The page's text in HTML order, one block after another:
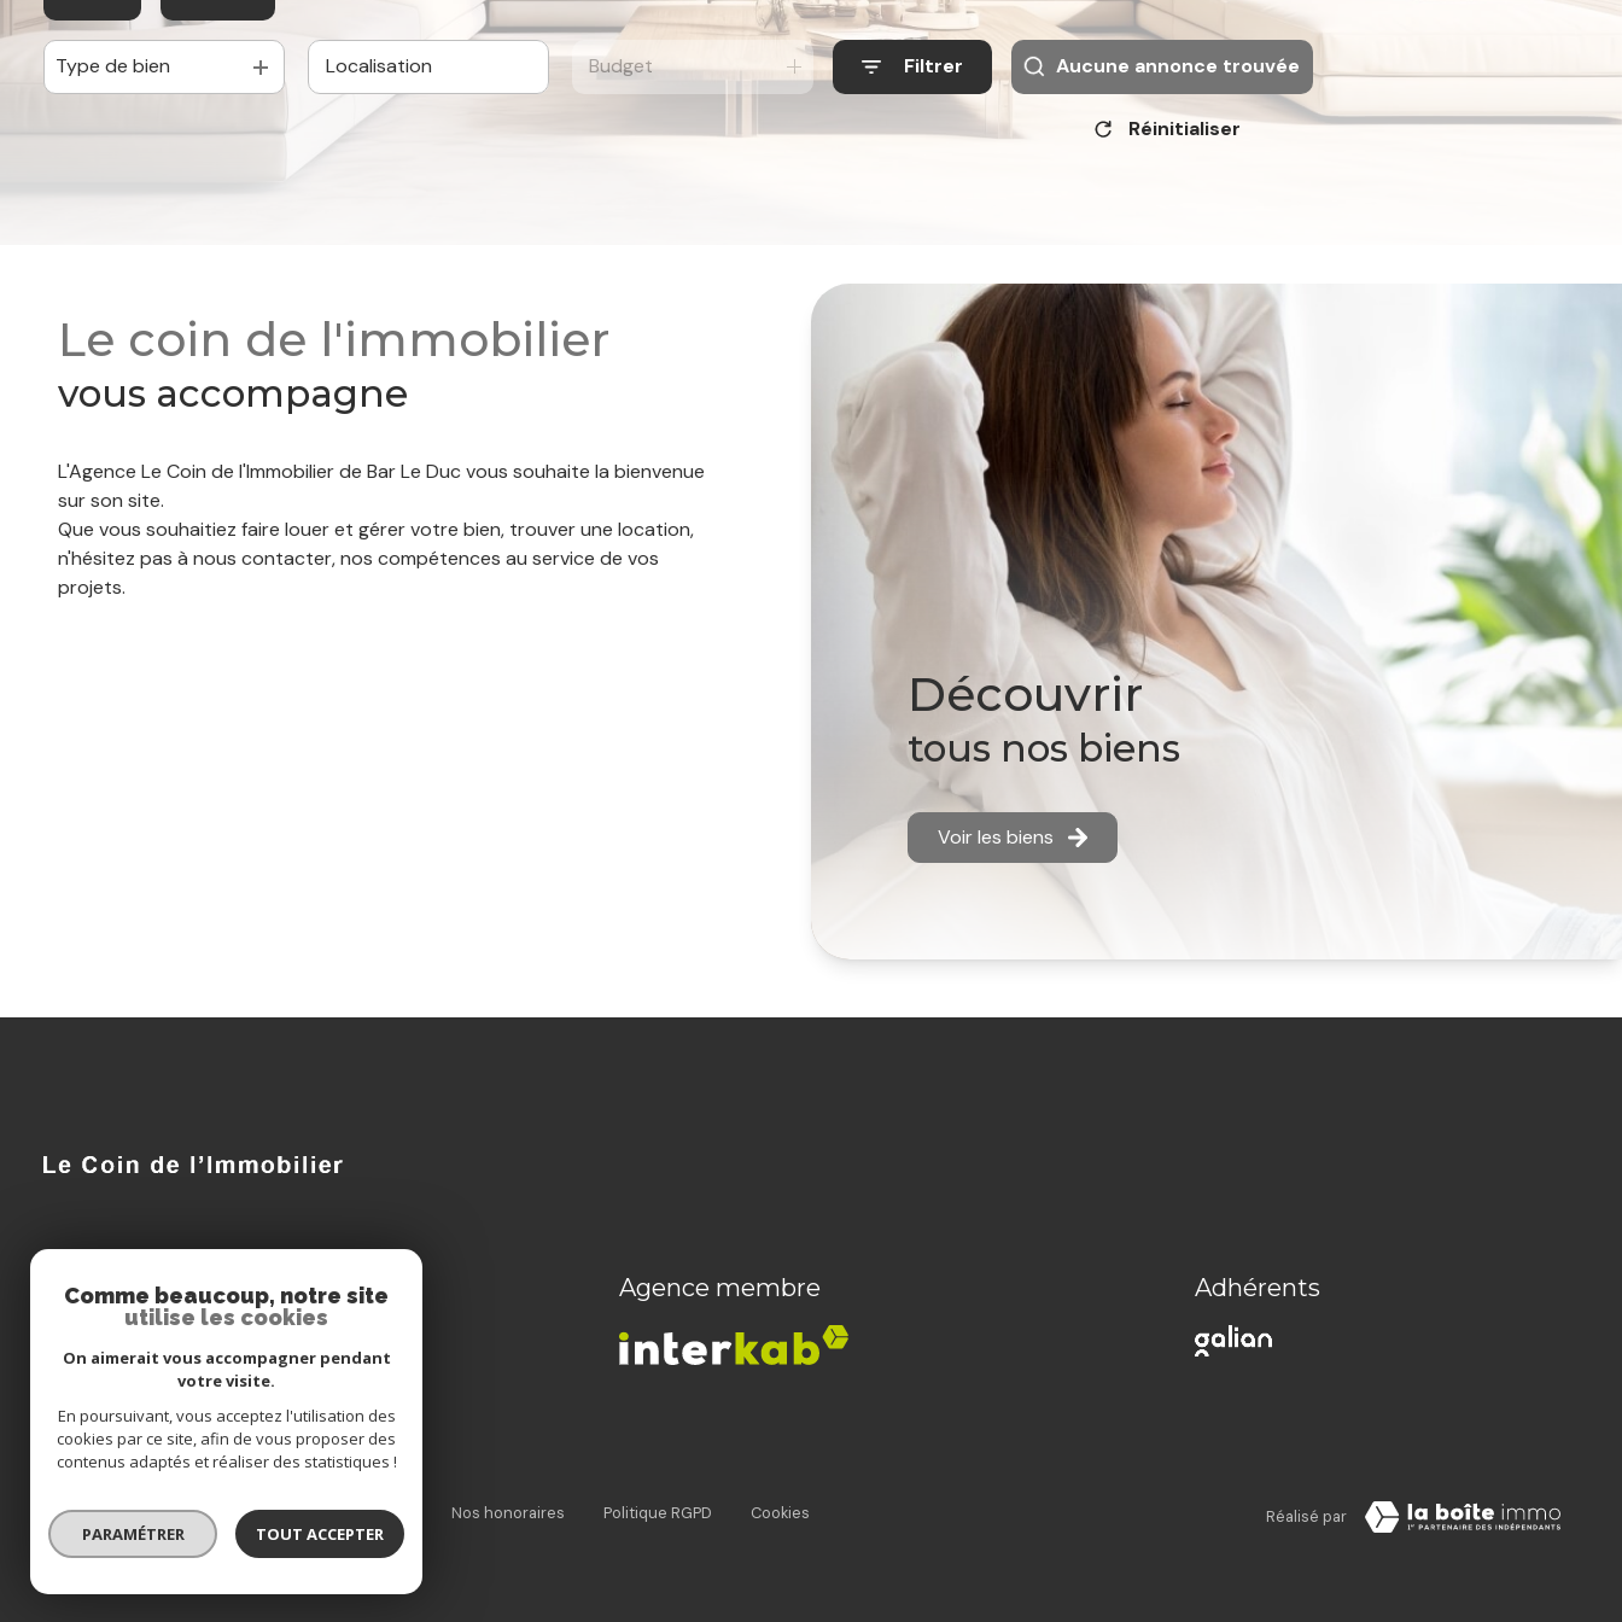
à l'année
Type de bien Budget Filtrer Aucune annonce trouvée
Réinitialiser
découvrir
tous nos biens
Voir les biens
Le coin de l'immobilier
vous accompagne
L'Agence Le Coin de l'Immobilier de Bar Le Duc vous souhaite la bienvenue
sur son site.
Que vous souhaitiez faire louer et gérer votre bien, trouver une location,
n'hésitez pas à nous contacter, nos compétences au service de vos
projets.
Le Coin de l'Immobilier
lecoindelimmobilier@orange.fr
55000 BAR-LE-DUC
Agence membre Adhérents
Nos partenaires Mentions légales Admin Nos honoraires Politique RGPD Cookies
© 2026 | Tous droits réservés
Réalisé par
Comme beaucoup, notre site
utilise les cookies
On aimerait vous accompagner pendant
votre visite.
En poursuivant, vous acceptez l'utilisation des
cookies par ce site, afin de vous proposer des
contenus adaptés et réaliser des statistiques !
PARAMÉTRER TOUT ACCEPTER